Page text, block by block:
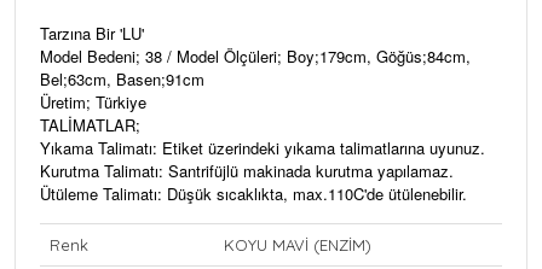
Tarzına Bir 'LU'
Model Bedeni; 38 / Model Ölçüleri; Boy;179cm, Göğüs;84cm,
Bel;63cm, Basen;91cm
Üretim; Türkiye
TALİMATLAR;
Yıkama Talimatı: Etiket üzerindeki yıkama talimatlarına uyunuz.
Kurutma Talimatı: Santrifüjlü makinada kurutma yapılamaz.
Ütüleme Talimatı: Düşük sıcaklıkta, max.110C'de ütülenebilir.
Renk KOYU MAVİ (ENZİM)